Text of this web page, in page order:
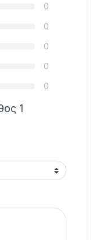
0
0
0
0
0
1